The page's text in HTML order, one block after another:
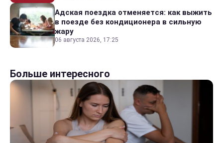
Адская поездка отменяется: как выжить
в поезде без кондиционера в сильную
жару
06 августа 2026, 17:25
Больше интересного